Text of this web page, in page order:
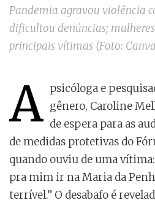
Pandemia agravou violência
dificultou denúncias;
principais vítimas (Foto:
A psicóloga e
gênero, Caroline
de espera para as
de medidas protetivas do
quando ouviu de uma
pra mim ir na Maria da
terrível.” O desabafo é